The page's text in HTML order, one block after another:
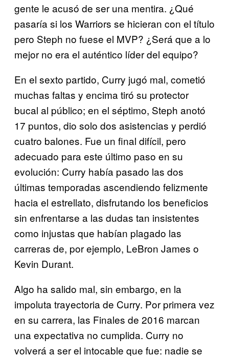
gente le acusó de ser una mentira. ¿Qué
pasaría si los Warriors se hicieran con el título
pero Steph no fuese el MVP? ¿Será que a lo
mejor no era el auténtico líder del equipo?
En el sexto partido, Curry jugó mal, cometió
muchas faltas y encima tiró su protector
bucal al público; en el séptimo, Steph anotó
17 puntos, dio solo dos asistencias y perdió
cuatro balones. Fue un final difícil, pero
adecuado para este último paso en su
evolución: Curry había pasado las dos
últimas temporadas ascendiendo felizmente
hacia el estrellato, disfrutando los beneficios
sin enfrentarse a las dudas tan insistentes
como injustas que habían plagado las
carreras de, por ejemplo, LeBron James o
Kevin Durant.
Algo ha salido mal, sin embargo, en la
impoluta trayectoria de Curry. Por primera vez
en su carrera, las Finales de 2016 marcan
una expectativa no cumplida. Curry no
volverá a ser el intocable que fue: nadie se